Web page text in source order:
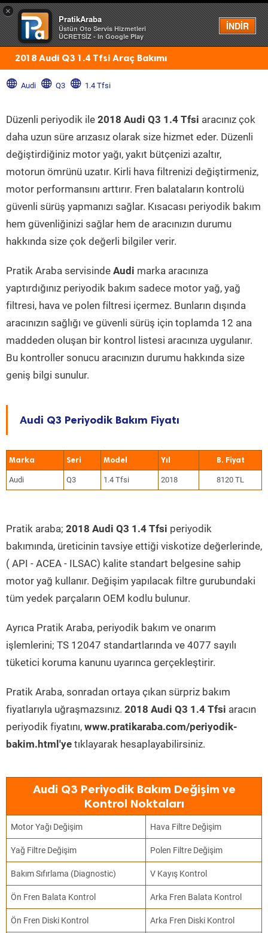
×
PratikAraba
Üstün Oto Servis Hizmetleri
ÜCRETSİZ - In Google Play
İNDİR
Menü
2018 Audi Q3 1.4 Tfsi Araç Bakımı
Audi Q3 1.4 Tfsi
Düzenli periyodik ile 2018 Audi Q3 1.4 Tfsi aracınız çok
daha uzun süre arızasız olarak size hizmet eder. Düzenli
değiştirdiğiniz motor yağı, yakıt bütçenizi azaltır,
motorun ömrünü uzatır. Kirli hava filtrenizi değiştirmeniz,
motor performansını arttırır. Fren balataların kontrolü
güvenli sürüş yapmanızı sağlar. Kısacası periyodik bakım
hem güvenliğinizi sağlar hem de aracınızın durumu
hakkında size çok değerli bilgiler verir.
Pratik Araba servisinde Audi marka aracınıza
yaptırdığınız periyodik bakım sadece motor yağ, yağ
filtresi, hava ve polen filtresi içermez. Bunların dışında
aracınızın sağlığı ve güvenli sürüş için toplamda 12 ana
maddeden oluşan bir kontrol listesi aracınıza uygulanır.
Bu kontroller sonucu aracınızın durumu hakkında size
geniş bilgi sunulur.
Audi Q3 Periyodik Bakım Fiyatı
Marka Seri Model Yıl
Audi Q3 1.4 Tfsi 2018 8120 TL
Pratik araba; 2018 Audi Q3 1.4 Tfsi periyodik
bakımında, üreticinin tavsiye ettiği viskotize değerlerinde,
( API - ACEA - ILSAC) kalite standart belgesine sahip
motor yağ kullanır. Değişim yapılacak filtre gurubundaki
tüm yedek parçaların OEM kodlu bulunur.
Ayrıca Pratik Araba, periyodik bakım ve onarım
işlemlerini; TS 12047 standartlarında ve 4077 sayılı
tüketici koruma kanunu uyarınca gerçekleştirir.
Pratik Araba, sonradan ortaya çıkan sürpriz bakım
fiyatlarıyla uğraşmazsınız. 2018 Audi Q3 1.4 Tfsi aracın
periyodik fiyatını, www.pratikaraba.com/periyodik-
bakim.html'ye tıklayarak hesaplayabilirsiniz.
Audi Q3 Periyodik Bakım Değişim ve
Kontrol Noktaları
Motor Yağı Değişim Hava Filtre Değişim
Yağ Filtre Değişim Polen Filtre Değişim
Bakım Sıfırlama (Diagnostic) V Kayış Kontrol
Ön Fren Balata Kontrol Arka Fren Balata Kontrol
Ön Fren Diski Kontrol Arka Fren Diski Kontrol